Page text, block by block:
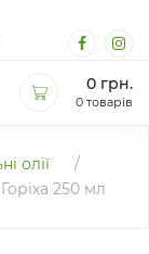
0 грн.
0 товарів
олії
/
250 мл